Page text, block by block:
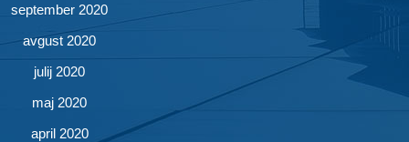
september 2020
avgust 2020
julij 2020
maj 2020
april 2020